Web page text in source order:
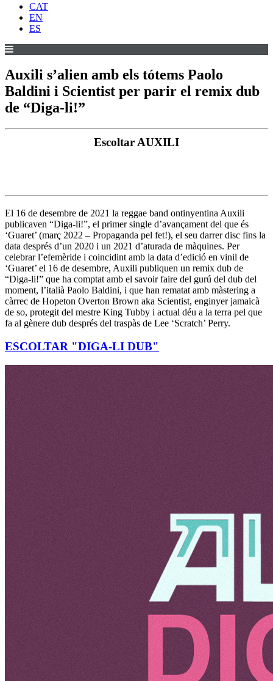
CAT
EN
ES
Auxili s’alien amb els tótems Paolo
Baldini i Scientist per parir el remix dub
de “Diga-li!”
Escoltar AUXILI
El 16 de desembre de 2021 la reggae band ontinyentina Auxili
publicaven “Diga-li!”, el primer single d’avançament del que és
‘Guaret’ (març 2022 – Propaganda pel fet!), el seu darrer disc fins la
data després d’un 2020 i un 2021 d’aturada de màquines. Per
celebrar l’efemèride i coincidint amb la data d’edició en vinil de
‘Guaret’ el 16 de desembre, Auxili publiquen un remix dub de
“Diga-li!” que ha comptat amb el savoir faire del gurú del dub del
moment, l’italià Paolo Baldini, i que han rematat amb màstering a
càrrec de Hopeton Overton Brown aka Scientist, enginyer jamaicà
de so, protegit del mestre King Tubby i actual déu a la terra pel que
fa al gènere dub després del traspàs de Lee ‘Scratch’ Perry.
ESCOLTAR "DIGA-LI DUB"